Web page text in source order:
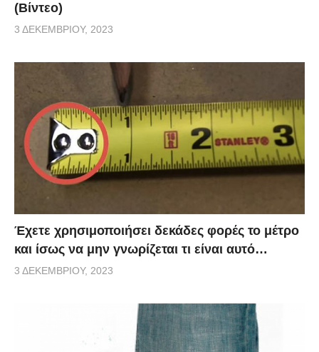
(Βίντεο)
3 ΔΕΚΕΜΒΡΊΟΥ, 2023
Έχετε χρησιμοποιήσει δεκάδες φορές το μέτρο
και ίσως να μην γνωρίζεται τι είναι αυτό…
3 ΔΕΚΕΜΒΡΊΟΥ, 2023